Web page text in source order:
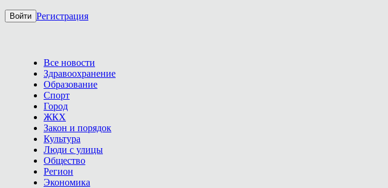
Войти Регистрация
Все новости
Здравоохранение
Образование
Спорт
Город
ЖКХ
Закон и порядок
Культура
Люди с улицы
Общество
Регион
Экономика